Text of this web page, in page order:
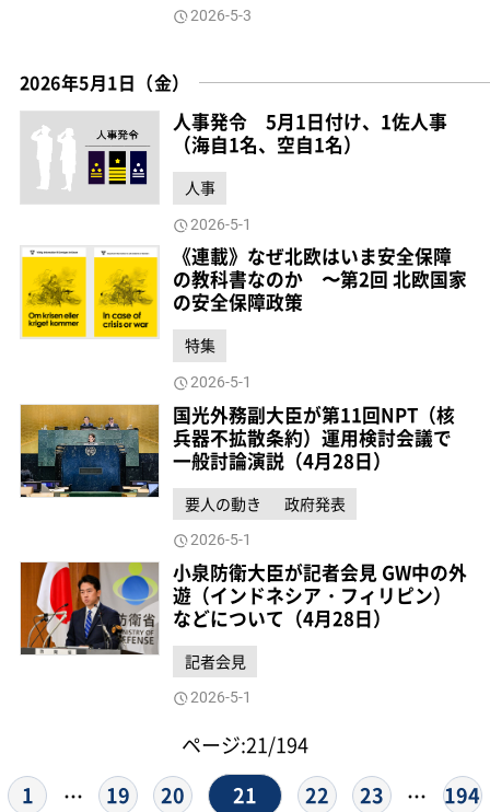
2026-5-3
2026年5月1日（金）
人事発令 5月1日付け、1佐人事
（海自1名、空自1名）
人事
2026-5-1
《連載》なぜ北欧はいま安全保障
の教科書なのか 〜第2回 北欧国家
の安全保障政策
特集
2026-5-1
国光外務副大臣が第11回NPT（核
兵器不拡散条約）運用検討会議で
一般討論演説（4月28日）
要人の動き 政府発表
2026-5-1
小泉防衛大臣が記者会見 GW中の外
遊（インドネシア・フィリピン）
などについて（4月28日）
記者会見
2026-5-1
ページ:21/194
1
… 19 20 21 22 23 … 194